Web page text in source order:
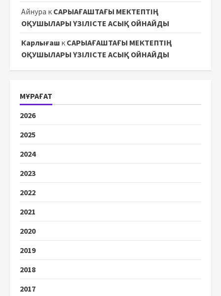
Айнура к САРЫАҒАШТАҒЫ МЕКТЕПТІҢ
ОҚУШЫЛАРЫ ҮЗІЛІСТЕ АСЫҚ ОЙНАЙДЫ
Карлығаш к САРЫАҒАШТАҒЫ МЕКТЕПТІҢ
ОҚУШЫЛАРЫ ҮЗІЛІСТЕ АСЫҚ ОЙНАЙДЫ
МҰРАҒАТ
2026
2025
2024
2023
2022
2021
2020
2019
2018
2017